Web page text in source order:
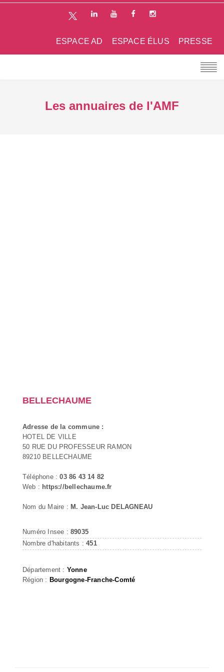
PRESSE
ESPACE ÉLUS
ESPACE AD
Les annuaires de l'AMF
BELLECHAUME
Adresse de la commune :
HOTEL DE VILLE
50 RUE DU PROFESSEUR RAMON
89210 BELLECHAUME
Téléphone :03 86 43 14 82
Web : https://bellechaume.fr
Nom du Maire : M. Jean-Luc DELAGNEAU
Numéro Insee : 89035
Nombre d'habitants :451
Département : Yonne
Région : Bourgogne-Franche-Comté